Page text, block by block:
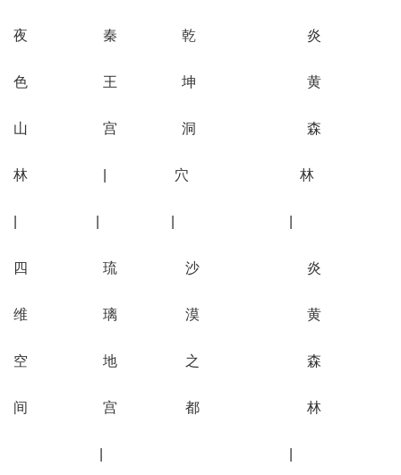
夜 秦 乾 炎
色 王 坤 黄
山 宫 洞 森
林 | 穴 林
四 琉 沙 炎
维 璃 漠 黄
空 地 之 森
间 宫 都 林